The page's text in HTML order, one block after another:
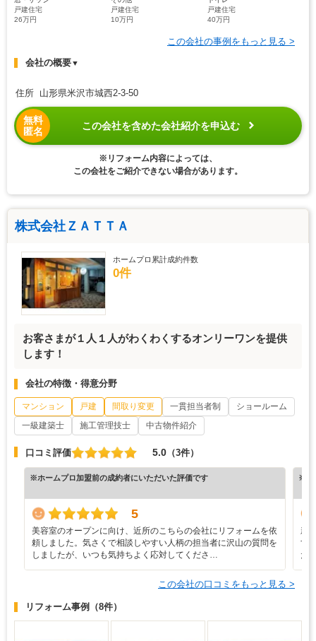
戸建住宅
26万円
戸建住宅
10万円
戸建住宅
40万円
この会社の事例をもっと見る >
会社の概要▼
住所 山形県米沢市城西2-3-50
無料
匿名
この会社を含めた会社紹介を申込む
※リフォーム内容によっては、
この会社をご紹介できない場合があります。
株式会社ＺＡＴＴＡ
ホームプロ累計成約件数
0件
お客さまが１人１人がわくわくするオンリーワンを提供
します！
会社の特徴・得意分野
マンション 戸建 間取り変更 一貫担当者制
ショールーム
一級建築士
施工管理技士 中古物件紹介
口コミ評価 5.0 （3件）
※ホームプロ加盟前の成約者にいただいた評価です
5
美容室のオープンに向け、近所のこちらの会社にリフォームを依
頼しました。気さくで相談しやすい人柄の担当者に沢山の質問を
しましたが、いつも気持ちよく応対してくださ…
※ホ
新
す
た
この会社の口コミをもっと見る >
リフォーム事例 （8件）